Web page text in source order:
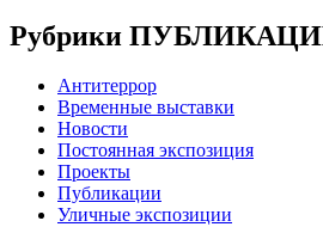
Рубрики
Антитеррор
Временные выставки
Новости
Постоянная экспозиция
Проекты
Публикации
Уличные экспозиции